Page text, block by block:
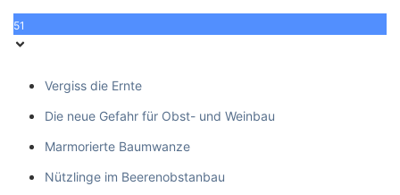
51
Vergiss die Ernte
Die neue Gefahr für Obst- und Weinbau
Marmorierte Baumwanze
Nützlinge im Beerenobstanbau